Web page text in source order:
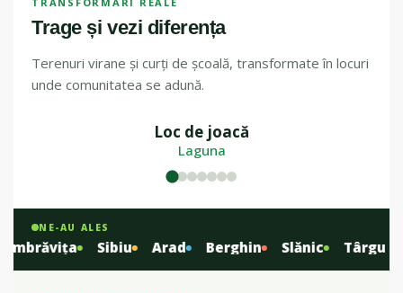
Trage și vezi diferența
Terenuri virane și curți de școală, transformate în locuri
unde comunitatea se adună.
Loc de joacă
Laguna
NE-AU ALES
Sibiu Arad Berghin Slănic Târgu